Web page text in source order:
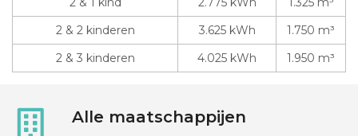
2 & 2 kinderen
3.625 kWh
1.750 m³
2 & 3 kinderen
4.025 kWh 1.950 m³
Alle maatschappijen